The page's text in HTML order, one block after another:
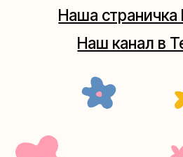
(как пройти)
Мастерская на Плющихе